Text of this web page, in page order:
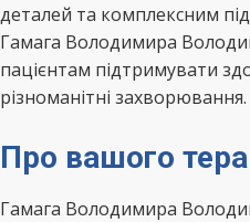
деталей та комплексним
Гамага Володимира
пацієнтам підтримувати
різноманітні захворювання.
Про вашого
Гамага Володимира